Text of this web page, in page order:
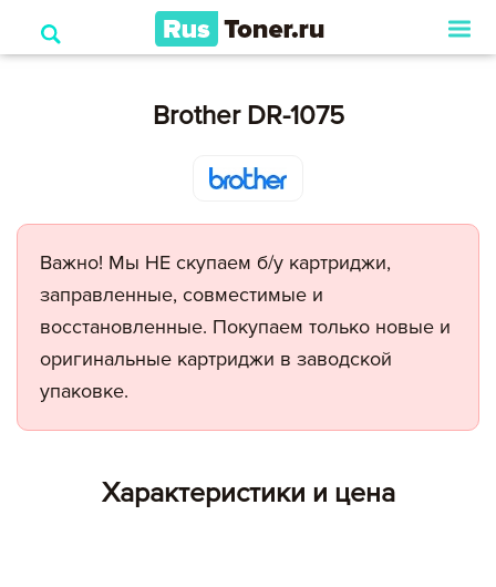
Brother DR-1075
Важно! Мы НЕ скупаем б/у картриджи,
заправленные, совместимые и
восстановленные. Покупаем только новые и
оригинальные картриджи в заводской
упаковке.
Характеристики и цена